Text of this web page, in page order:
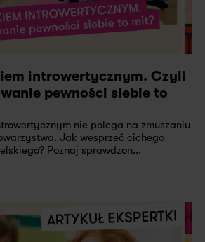
introwertycznym. Czyli
pewności siebie to
nie polega na zmuszaniu
Jak wesprzeć cichego
Poznaj sprawdzon...